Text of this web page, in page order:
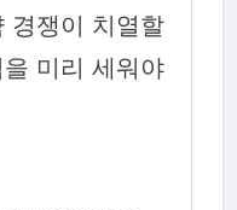
경쟁이 치열할
미리 세워야